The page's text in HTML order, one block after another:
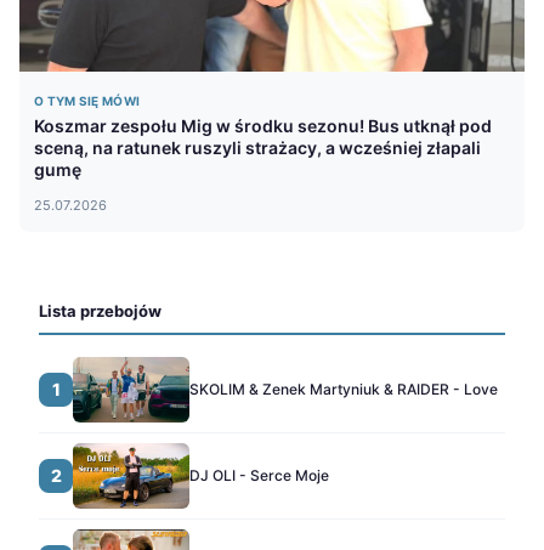
O TYM SIĘ MÓWI
Koszmar zespołu Mig w środku sezonu! Bus utknął pod
sceną, na ratunek ruszyli strażacy, a wcześniej złapali
gumę
25.07.2026
Lista przebojów
1 SKOLIM & Zenek Martyniuk & RAIDER - Love
2 DJ OLI - Serce Moje